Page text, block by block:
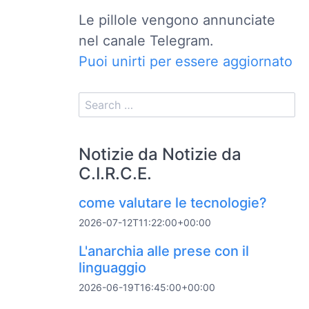
Le pillole vengono annunciate
nel canale Telegram.
Puoi unirti per essere aggiornato
Notizie da Notizie da
C.I.R.C.E.
come valutare le tecnologie?
2026-07-12T11:22:00+00:00
L'anarchia alle prese con il
linguaggio
2026-06-19T16:45:00+00:00